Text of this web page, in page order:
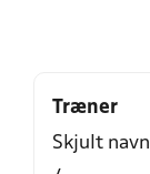
Træner
Skjult navn